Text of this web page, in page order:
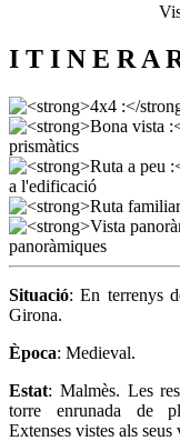
I T I N E R A
Situació: En terrenys
Girona.
Època: Medieval.
Estat: Malmès. Les
torre enrunada de
Extenses vistes als seus